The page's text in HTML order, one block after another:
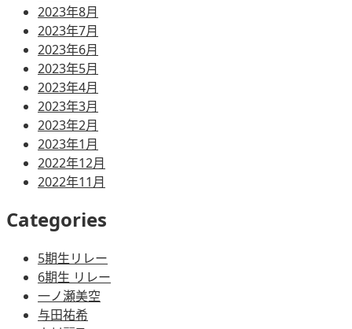
2023年8月
2023年7月
2023年6月
2023年5月
2023年4月
2023年3月
2023年2月
2023年1月
2022年12月
2022年11月
Categories
5期生リレー
6期生 リレー
一ノ瀬美空
与田祐希